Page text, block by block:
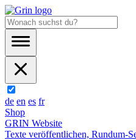
de en es fr
Shop
GRIN Website
Texte veröffentlichen, Rundum-